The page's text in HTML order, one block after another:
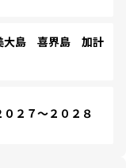
大島 喜界島 加計
２７～２０２８